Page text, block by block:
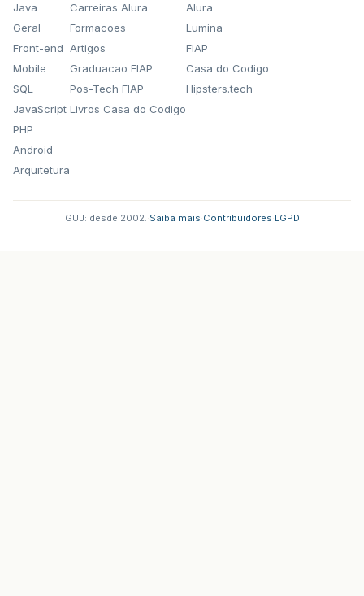
Java
Geral
Front-end
Mobile
SQL
JavaScript
PHP
Android
Arquitetura
Carreiras Alura
Formacoes
Artigos
Graduacao FIAP
Pos-Tech FIAP
Livros Casa do Codigo
Alura
Lumina
FIAP
Casa do Codigo
Hipsters.tech
GUJ: desde 2002. Saiba mais Contribuidores LGPD